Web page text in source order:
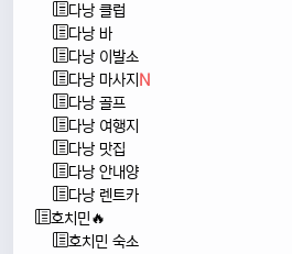
다낭 클럽
다낭 바
다낭 이발소
다낭 마사지 N
다낭 골프
다낭 여행지
다낭 맛집
다낭 안내양
다낭 렌트카
호치민🔥
호치민 숙소